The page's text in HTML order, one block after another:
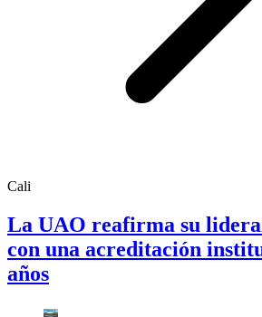
Cali
La UAO reafirma su
con una acreditación
años